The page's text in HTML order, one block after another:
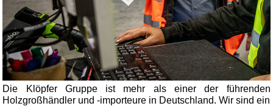
Die Klöpfer Gruppe ist mehr als einer der führenden
Holzgroßhändler und -importeure in Deutschland. Wir sind ein